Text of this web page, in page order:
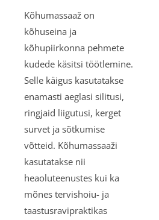
Kõhumassaaž on
kõhuseina ja
kõhupiirkonna pehmete
kudede käsitsi töötlemine.
Selle käigus kasutatakse
enamasti aeglasi silitusi,
ringjaid liigutusi, kerget
survet ja sõtkumise
võtteid. Kõhumassaaži
kasutatakse nii
heaoluteenustes kui ka
mõnes tervishoiu- ja
taastusravipraktikas